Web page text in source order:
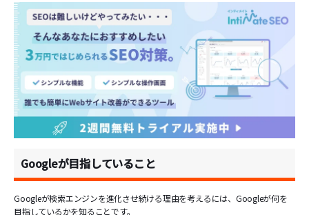
Googleが目指していること
Googleが検索エンジンを進化させ続ける理由を考えるには、Googleが何を
目指しているかを知ることです。